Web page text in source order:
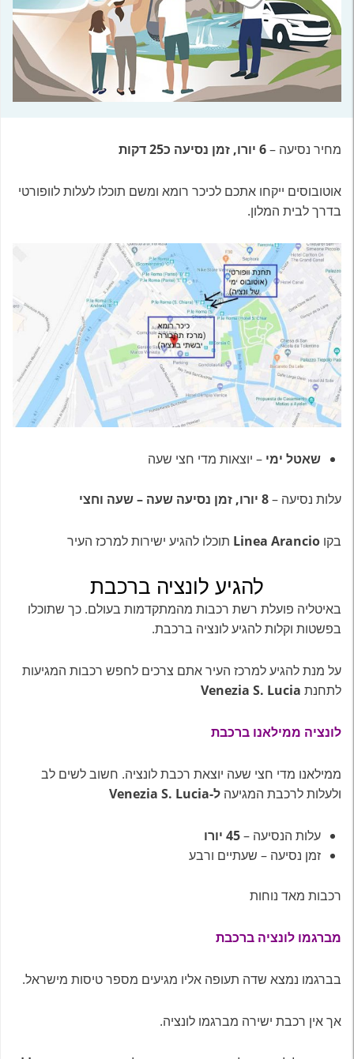
מחיר נסיעה –
אוטובוסים ייקחו אתכם לכיכר רומא ומשם תוכלו לעלות לוופורטי
בדרך לבית המלון.
שאטל ימי – יוצאות מדי חצי שעה
עלות נסיעה –
בקו Linea Arancio תוכלו להגיע ישירות למרכז העיר
להגיע לונציה ברכבת
באיטליה פועלת רשת רכבות מהמתקדמות בעולם. כך שתוכלו
בפשטות וקלות להגיע לונציה ברכבת.
על מנת להגיע למרכז העיר אתם צרכים לחפש רכבות המגיעות
לתחנת Venezia S. Lucia
לונציה ממילאנו ברכבת
ממילאנו מדי חצי שעה יוצאת רכבת לונציה. חשוב לשים לב
ולעלות לרכבת המגיעה ל-Venezia S. Lucia
עלות הנסיעה –45 יורו
זמן נסיעה – שעתיים ורבע
רכבות מאד נוחות
מברגמו לונציה ברכבת
בברגמו נמצא שדה תעופה אליו מגיעים מספר טיסות מישראל.
אך אין רכבת ישירה מברגמו לונציה.